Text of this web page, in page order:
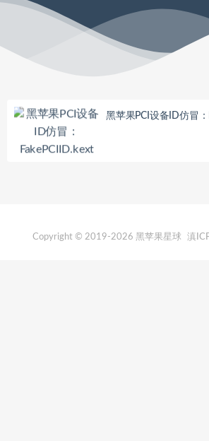
黑苹果PCI设备ID仿冒
Copyright © 2019-2026 黑苹果星球 滇